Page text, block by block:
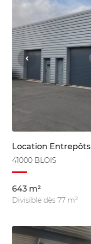
Location Entrepôts
41000 BLOIS
643 m²
Divisible dès 77 m²